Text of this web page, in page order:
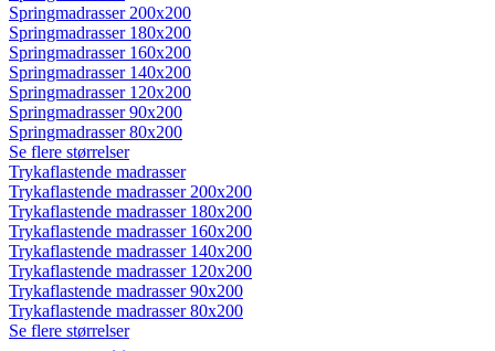
Springmadrasser 200x200
Springmadrasser 180x200
Springmadrasser 160x200
Springmadrasser 140x200
Springmadrasser 120x200
Springmadrasser 90x200
Springmadrasser 80x200
Se flere størrelser
Trykaflastende madrasser
Trykaflastende madrasser 200x200
Trykaflastende madrasser 180x200
Trykaflastende madrasser 160x200
Trykaflastende madrasser 140x200
Trykaflastende madrasser 120x200
Trykaflastende madrasser 90x200
Trykaflastende madrasser 80x200
Se flere størrelser